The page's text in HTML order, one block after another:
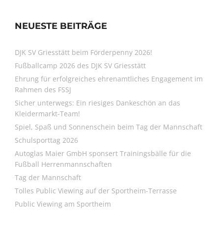
NEUESTE BEITRÄGE
DJK SV Griesstätt beim Förderpenny 2026!
Fußballcamp 2026 des DJK SV Griesstätt
Ehrung für erfolgreiches ehrenamtliches Engagement im
Rahmen des FSSJ
Sicher unterwegs: Ein riesiges Dankeschön an das
Kleidermarkt-Team!
Spiel, Spaß und Sonnenschein beim Tag der Mannschaft
Schulsporttag 2026
Autoglas Maier GmbH sponsert Trainingsbälle für die
Fußball Herrenmannschaften
Tag der Mannschaft
Tolles Public Viewing auf der Sportheim-Terrasse
Public Viewing am Sportheim